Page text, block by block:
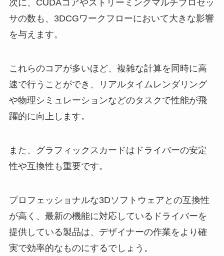
次に、CUDAコアやストリーミングマルチプロセッ
サの数も、3DCGワークフローにおいて大きな影響
を与えます。
これらのコアが多いほど、複雑な計算を同時に高
速で行うことができ、リアルタイムレンダリング
や物理シミュレーションなどのタスクで性能が飛
躍的に向上します。
また、グラフィックスカードはドライバーの安定
性や互換性も重要です。
プロフェッショナルな3Dソフトウェアとの互換性
が高く、最新の機能に対応しているドライバーを
提供している製品は、デザイナーの作業をより確
実で効率的なものにするでしょう。